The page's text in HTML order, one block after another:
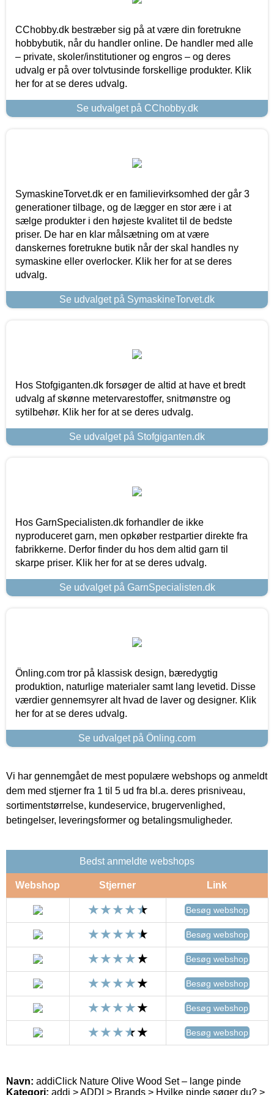
CChobby.dk bestræber sig på at være din foretrukne
hobbybutik, når du handler online. De handler med alle
– private, skoler/institutioner og engros – og deres
udvalg er på over tolvtusinde forskellige produkter. Klik
her for at se deres udvalg.
Se udvalget på CChobby.dk
SymaskineTorvet.dk er en familievirksomhed der går 3
generationer tilbage, og de lægger en stor ære i at
sælge produkter i den højeste kvalitet til de bedste
priser. De har en klar målsætning om at være
danskernes foretrukne butik når der skal handles ny
symaskine eller overlocker. Klik her for at se deres
udvalg.
Se udvalget på SymaskineTorvet.dk
Hos Stofgiganten.dk forsøger de altid at have et bredt
udvalg af skønne metervarestoffer, snitmønstre og
sytilbehør. Klik her for at se deres udvalg.
Se udvalget på Stofgiganten.dk
Hos GarnSpecialisten.dk forhandler de ikke
nyproduceret garn, men opkøber restpartier direkte fra
fabrikkerne. Derfor finder du hos dem altid garn til
skarpe priser. Klik her for at se deres udvalg.
Se udvalget på GarnSpecialisten.dk
Önling.com tror på klassisk design, bæredygtig
produktion, naturlige materialer samt lang levetid. Disse
værdier gennemsyrer alt hvad de laver og designer. Klik
her for at se deres udvalg.
Se udvalget på Önling.com
Vi har gennemgået de mest populære webshops og anmeldt
dem med stjerner fra 1 til 5 ud fra bl.a. deres prisniveau,
sortimentstørrelse, kundeservice, brugervenlighed,
betingelser, leveringsformer og betalingsmuligheder.
Bedst anmeldte webshops
Webshop Stjerner Link
Besøg webshop
Besøg webshop
Besøg webshop
Besøg webshop
Besøg webshop
Besøg webshop
Navn: addiClick Nature Olive Wood Set – lange pinde
Kategori: addi > ADDI > Brands > Hvilke pinde søger du? >